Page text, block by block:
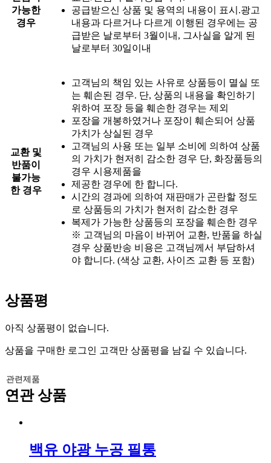
가능한
경우
공급받으신 상품 및 용역의 내용이 표시.광고
내용과 다르거나 다르게 이행된 경우에는 공
급받은 날로부터 3월이내, 그사실을 알게 된
날로부터 30일이내
교환 및
반품이
불가능
한 경우
고객님의 책임 있는 사유로 상품등이 멸실 또
는 훼손된 경우. 단, 상품의 내용을 확인하기
위하여 포장 등을 훼손한 경우는 제외
포장을 개봉하였거나 포장이 훼손되어 상품
가치가 상실된 경우
고객님의 사용 또는 일부 소비에 의하여 상품
의 가치가 현저히 감소한 경우 단, 화장품등의
경우 시용제품을
제공한 경우에 한 합니다.
시간의 경과에 의하여 재판매가 곤란할 정도
로 상품등의 가치가 현저히 감소한 경우
복제가 가능한 상품등의 포장을 훼손한 경우
※ 고객님의 마음이 바뀌어 교환, 반품을 하실
경우 상품반송 비용은 고객님께서 부담하셔
야 합니다. (색상 교환, 사이즈 교환 등 포함)
상품평
아직 상품평이 없습니다.
상품을 구매한 로그인 고객만 상품평을 남길 수 있습니다.
관련제품
연관 상품
백유 야광 누공 필통